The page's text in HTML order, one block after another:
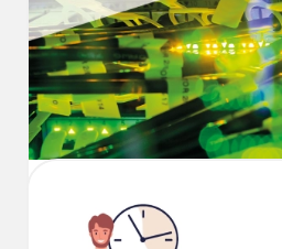
DIGITALISIERUNG